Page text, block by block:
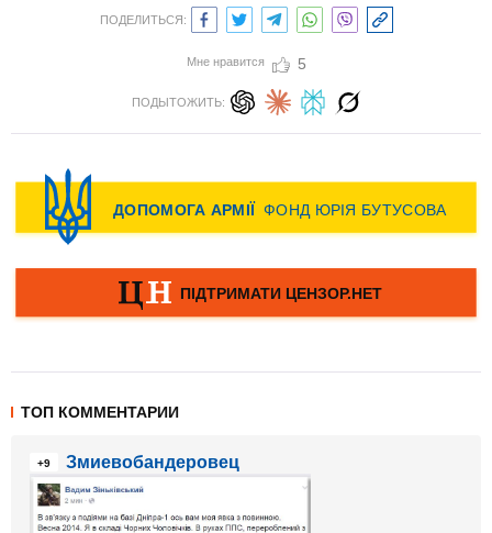
ПОДЕЛИТЬСЯ:
Мне нравится 5
ПОДЫТОЖИТЬ:
ТОП КОММЕНТАРИИ
+9 Змиевобандеровец